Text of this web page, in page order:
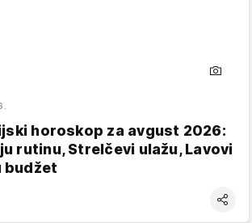
horoskop za avgust 2026:
rutinu, Strelčevi ulažu, Lavovi
budžet